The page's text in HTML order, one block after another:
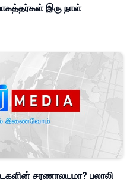
இரு நாள்
சரணாலயமா? பலாலி